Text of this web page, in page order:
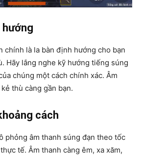
hướng
chính là la bàn định hướng cho bạn
Hãy lắng nghe kỹ hướng tiếng súng
chúng một cách chính xác. Âm
thù càng gần bạn.
cách
phỏng âm thanh súng đạn theo tốc
tế. Âm thanh càng êm, xa xăm,